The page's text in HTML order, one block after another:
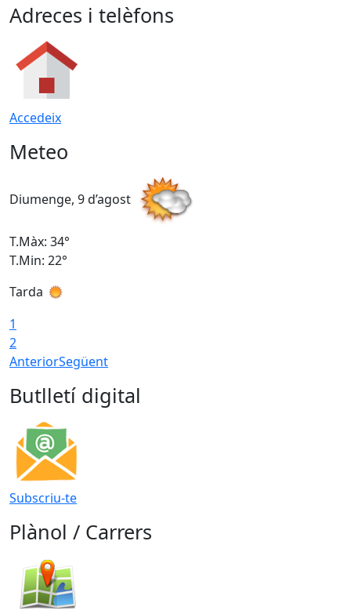
Adreces i telèfons
Accedeix
Meteo
Diumenge, 9 d’agost
T.Màx: 34°
T.Min: 22°
Tarda
1
2
AnteriorSegüent
Butlletí digital
Subscriu-te
Plànol / Carrers